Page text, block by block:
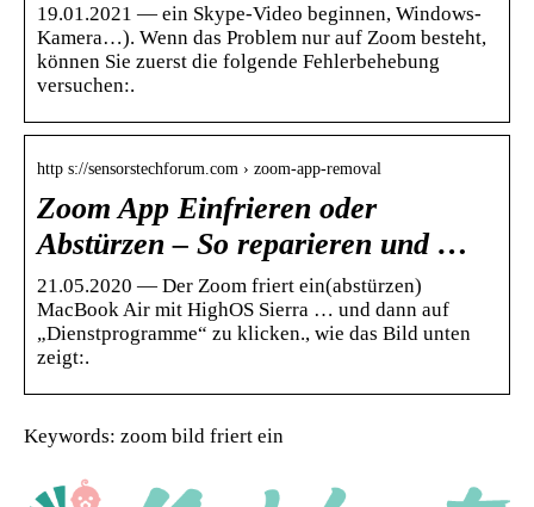
19.01.2021 — ein Skype-Video beginnen, Windows-
Kamera…). Wenn das Problem nur auf Zoom besteht,
können Sie zuerst die folgende Fehlerbehebung
versuchen:.
http s://sensorstechforum.com › zoom-app-removal
Zoom App Einfrieren oder
Abstürzen – So reparieren und …
21.05.2020 — Der Zoom friert ein(abstürzen)
MacBook Air mit HighOS Sierra … und dann auf
„Dienstprogramme“ zu klicken., wie das Bild unten
zeigt:.
Keywords: zoom bild friert ein